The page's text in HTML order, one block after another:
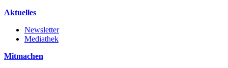
Aktuelles
Newsletter
Mediathek
Mitmachen